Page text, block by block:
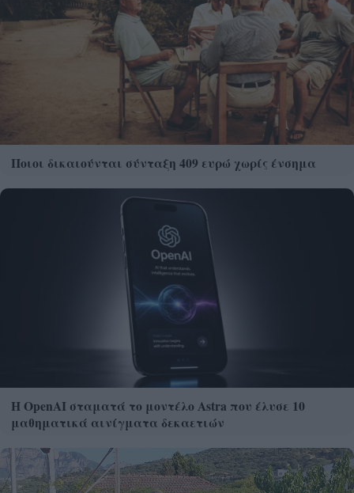
Ποιοι δικαιούνται σύνταξη 409 ευρώ χωρίς ένσημα
Η OpenAI σταματά το μοντέλο Astra που έλυσε 10
μαθηματικά αινίγματα δεκαετιών